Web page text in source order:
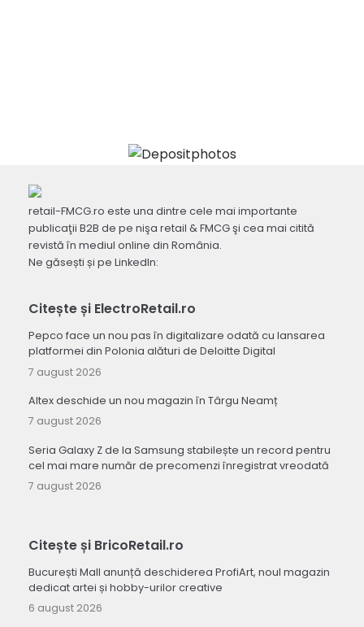
retail-FMCG.ro este una dintre cele mai importante
publicaţii B2B de pe nişa retail & FMCG şi cea mai citită
revistă în mediul online din România.
Ne găsești și pe LinkedIn:
Citește și ElectroRetail.ro
Pepco face un nou pas în digitalizare odată cu lansarea
platformei din Polonia alături de Deloitte Digital
7 august 2026
Altex deschide un nou magazin în Târgu Neamț
7 august 2026
Seria Galaxy Z de la Samsung stabilește un record pentru
cel mai mare număr de precomenzi înregistrat vreodată
7 august 2026
Citește și BricoRetail.ro
București Mall anunță deschiderea ProfiArt, noul magazin
dedicat artei și hobby-urilor creative
6 august 2026